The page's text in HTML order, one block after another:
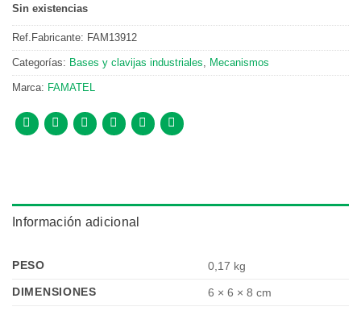
Sin existencias
Ref.Fabricante: FAM13912
Categorías: Bases y clavijas industriales, Mecanismos
Marca: FAMATEL
Información adicional
PESO
0,17 kg
DIMENSIONES
6 × 6 × 8 cm